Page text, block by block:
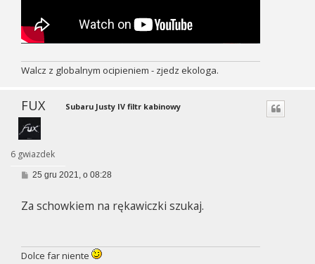
Walcz z globalnym ocipieniem - zjedz ekologa.
FUX
6 gwiazdek
Subaru Justy IV filtr kabinowy
P
t
25 gru 2021, o 08:28
Za schowkiem na rękawiczki szukaj.
Dolce far niente